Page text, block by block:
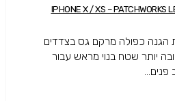
הגנה כפולה מרקם גס בצדדים
יותר שטח בנוי מראש עבור
פנים...